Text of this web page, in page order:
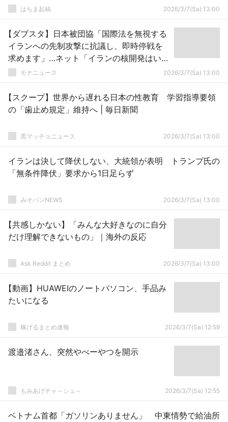
はちま起稿 2026/3/7(Sa) 13:00
【ダブスタ】日本被団協「国際法を無視する
イランへの先制攻撃に抗議し、即時停戦を
求めます」…ネット「イランの核開発はいい
んか？」
モナニュース 2026/3/7(Sa) 13:00
【スクープ】世界から遅れる日本の性教育 学習指導要領
の「歯止め規定」維持へ | 毎日新聞
黒マッチョニュース 2026/3/7(Sa) 13:00
イランは決して降伏しない、大統領が表明 トランプ氏の
「無条件降伏」要求から1日足らず
みそパンNEWS 2026/3/7(Sa) 13:00
【共感しかない】「みんな大好きなのに自分
だけ理解できないもの」｜海外の反応
Ask Reddit まとめ 2026/3/7(Sa) 13:00
【動画】HUAWEIのノートパソコン、手品み
たいになる
稼げるまとめ速報 2026/3/7(Sa) 12:59
渡邉渚さん、突然やべーやつを開示
もみあげチャ～シュ～ 2026/3/7(Sa) 12:55
ベトナム首都「ガソリンありません」 中東情勢で給油所